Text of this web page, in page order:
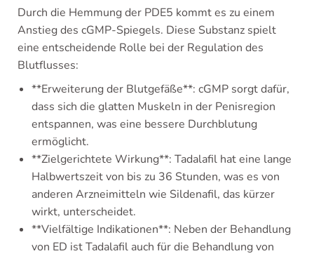
Durch die Hemmung der PDE5 kommt es zu einem
Anstieg des cGMP-Spiegels. Diese Substanz spielt
eine entscheidende Rolle bei der Regulation des
Blutflusses:
**Erweiterung der Blutgefäße**: cGMP sorgt dafür,
dass sich die glatten Muskeln in der Penisregion
entspannen, was eine bessere Durchblutung
ermöglicht.
**Zielgerichtete Wirkung**: Tadalafil hat eine lange
Halbwertszeit von bis zu 36 Stunden, was es von
anderen Arzneimitteln wie Sildenafil, das kürzer
wirkt, unterscheidet.
**Vielfältige Indikationen**: Neben der Behandlung
von ED ist Tadalafil auch für die Behandlung von